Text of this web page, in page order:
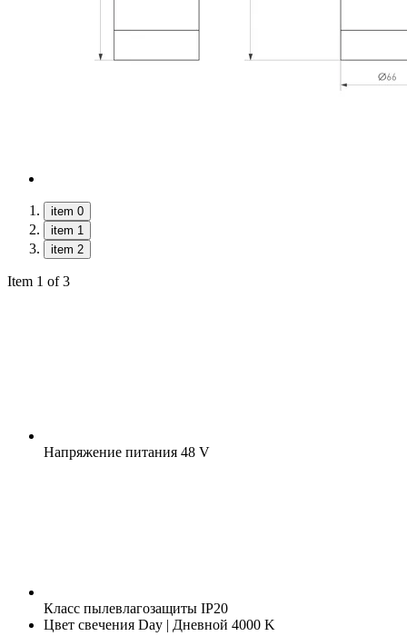
item 0
item 1
item 2
Item 1 of 3
Напряжение питания 48 V
Класс пылевлагозащиты IP20
Цвет свечения Day | Дневной 4000 K